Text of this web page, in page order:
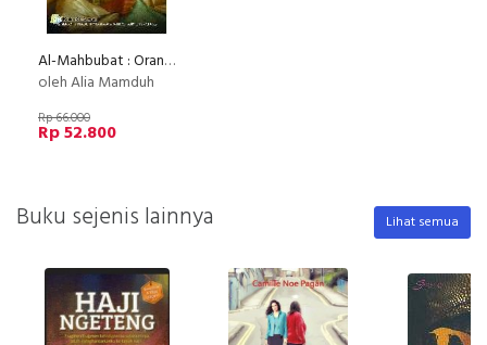
Al-Mahbubat : Orang-Orang Tercinta
oleh Alia Mamduh
Rp 66.000
Rp 52.800
Buku sejenis lainnya Lihat semua